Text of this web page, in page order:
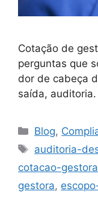
Cotação de
perguntas que
dor de cabeça
saída, auditoria.
Blog,
auditoria-
cotacao-
gestora,